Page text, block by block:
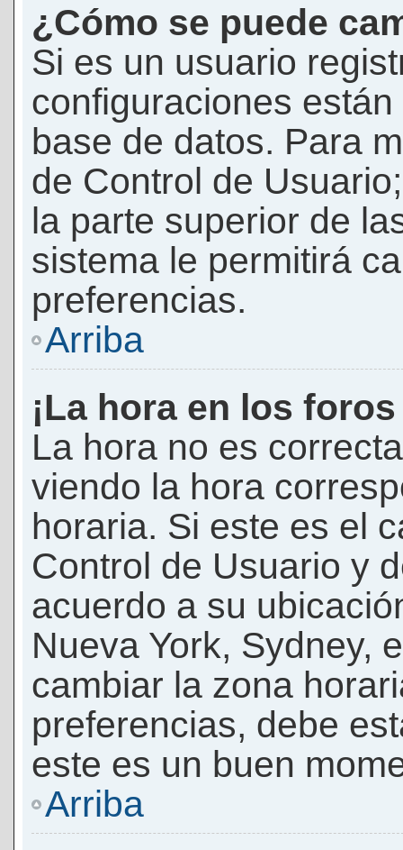
¿Cómo se puede
Si es un usuario
configuraciones
base de datos. Para
de Control de
la parte superior de
sistema le permitirá
preferencias.
Arriba
¡La hora en los
La hora no es
viendo la hora
horaria. Si este es el
Control de Usuario y
acuerdo a su
Nueva York, Sydney,
cambiar la zona
preferencias, debe
este es un buen
Arriba